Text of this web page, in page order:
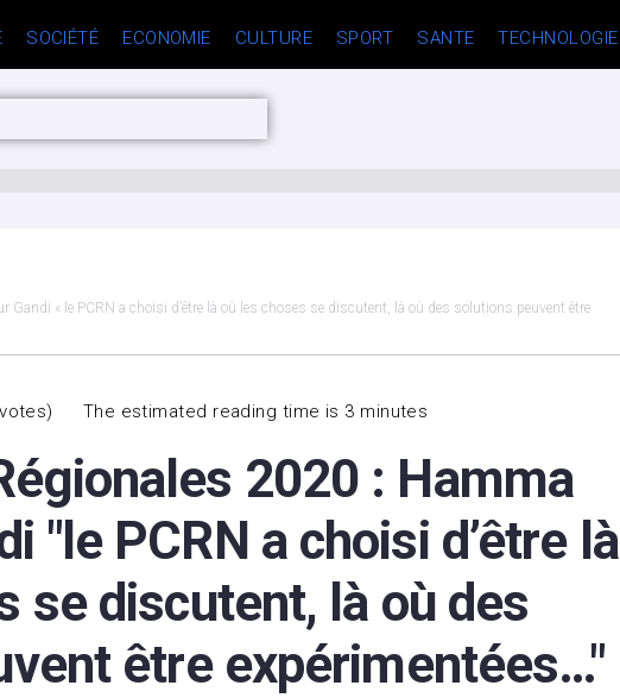
SOCIÉTÉ ECONOMIE CULTURE SPORT SANTE TECHNOLOGIE
Gandi « le PCRN a choisi d’être là où les choses se discutent, là où des solutions peuvent être
) The estimated reading time is 3 minutes
2020 : Hamma
"le PCRN a choisi d’être là
se discutent, là où des
être expérimentées…"